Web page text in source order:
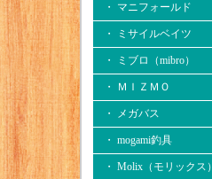
・ マニフォールド
・ ミサイルベイツ
・ ミブロ（mibro）
・ ＭＩＺＭＯ
・ メガバス
・ mogami釣具
・ Molix（モリックス）